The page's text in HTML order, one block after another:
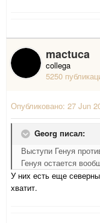
mactuca
collega
5250
Опубликовано: 27 Jun
Georg писал:
Выступи Генуя
Генуя остается
У них есть еще
хватит.